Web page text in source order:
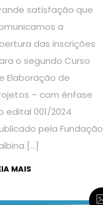
satisfação que
a
das inscrições
o segundo Curso
Elaboração de
– com ênfase
edital 001/2024
pela Fundação
[…]
MAIS